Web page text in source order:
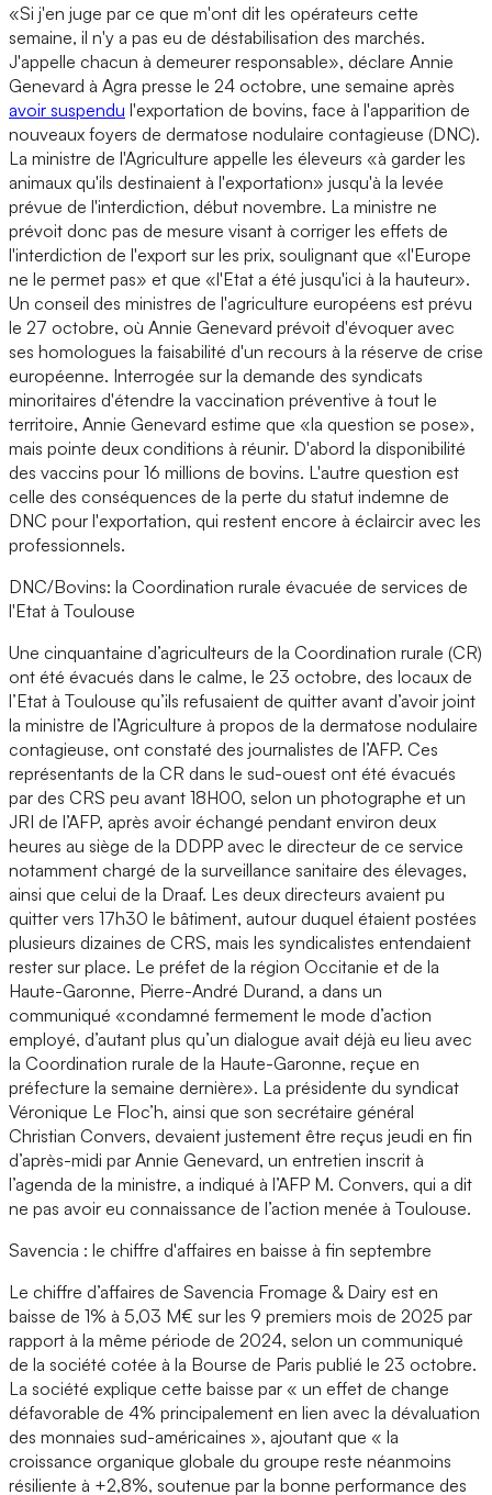
«Si j'en juge par ce que m'ont dit les opérateurs cette
semaine, il n'y a pas eu de déstabilisation des marchés.
J'appelle chacun à demeurer responsable», déclare Annie
Genevard à Agra presse le 24 octobre, une semaine après
avoir suspendu l'exportation de bovins, face à l'apparition de
nouveaux foyers de dermatose nodulaire contagieuse (DNC).
La ministre de l'Agriculture appelle les éleveurs «à garder les
animaux qu'ils destinaient à l'exportation» jusqu'à la levée
prévue de l'interdiction, début novembre. La ministre ne
prévoit donc pas de mesure visant à corriger les effets de
l'interdiction de l'export sur les prix, soulignant que «l'Europe
ne le permet pas» et que «l'Etat a été jusqu'ici à la hauteur».
Un conseil des ministres de l'agriculture européens est prévu
le 27 octobre, où Annie Genevard prévoit d'évoquer avec
ses homologues la faisabilité d'un recours à la réserve de crise
européenne. Interrogée sur la demande des syndicats
minoritaires d'étendre la vaccination préventive à tout le
territoire, Annie Genevard estime que «la question se pose»,
mais pointe deux conditions à réunir. D'abord la disponibilité
des vaccins pour 16 millions de bovins. L'autre question est
celle des conséquences de la perte du statut indemne de
DNC pour l'exportation, qui restent encore à éclaircir avec les
professionnels.
DNC/Bovins: la Coordination rurale évacuée de services de
l'Etat à Toulouse
Une cinquantaine d’agriculteurs de la Coordination rurale (CR)
ont été évacués dans le calme, le 23 octobre, des locaux de
l’Etat à Toulouse qu’ils refusaient de quitter avant d’avoir joint
la ministre de l’Agriculture à propos de la dermatose nodulaire
contagieuse, ont constaté des journalistes de l’AFP. Ces
représentants de la CR dans le sud-ouest ont été évacués
par des CRS peu avant 18H00, selon un photographe et un
JRI de l’AFP, après avoir échangé pendant environ deux
heures au siège de la DDPP avec le directeur de ce service
notamment chargé de la surveillance sanitaire des élevages,
ainsi que celui de la Draaf. Les deux directeurs avaient pu
quitter vers 17h30 le bâtiment, autour duquel étaient postées
plusieurs dizaines de CRS, mais les syndicalistes entendaient
rester sur place. Le préfet de la région Occitanie et de la
Haute-Garonne, Pierre-André Durand, a dans un
communiqué «condamné fermement le mode d’action
employé, d’autant plus qu’un dialogue avait déjà eu lieu avec
la Coordination rurale de la Haute-Garonne, reçue en
préfecture la semaine dernière». La présidente du syndicat
Véronique Le Floc’h, ainsi que son secrétaire général
Christian Convers, devaient justement être reçus jeudi en fin
d’après-midi par Annie Genevard, un entretien inscrit à
l’agenda de la ministre, a indiqué à l’AFP M. Convers, qui a dit
ne pas avoir eu connaissance de l’action menée à Toulouse.
Savencia : le chiffre d'affaires en baisse à fin septembre
Le chiffre d’affaires de Savencia Fromage & Dairy est en
baisse de 1% à 5,03 M€ sur les 9 premiers mois de 2025 par
rapport à la même période de 2024, selon un communiqué
de la société cotée à la Bourse de Paris publié le 23 octobre.
La société explique cette baisse par « un effet de change
défavorable de 4% principalement en lien avec la dévaluation
des monnaies sud-américaines », ajoutant que « la
croissance organique globale du groupe reste néanmoins
résiliente à +2,8%, soutenue par la bonne performance des